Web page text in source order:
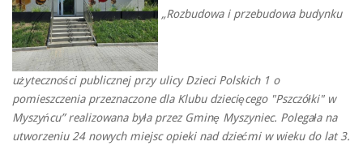
„Rozbudowa i przebudowa budynku
użyteczności publicznej przy ulicy Dzieci Polskich 1 o
pomieszczenia przeznaczone dla Klubu dziecięcego "Pszczółki" w
Myszyńcu” realizowana była przez Gminę Myszyniec. Polegała na
utworzeniu 24 nowych miejsc opieki nad dziećmi w wieku do lat 3.